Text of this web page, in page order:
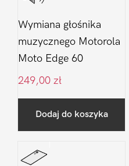
Wymiana głośnika
muzycznego Motorola
Moto Edge 60
249,00 zł
Dodaj do koszyka